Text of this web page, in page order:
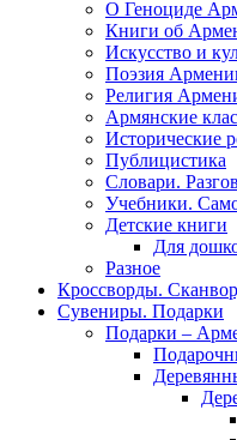
О Геноциде
Книги об
Иcкусство и
Поэзия
Религия
Армянские
Исторические
Публицистика
Словари.
Учебники.
Детские книги
Для
Разное
Кроссворды.
Сувениры. Подарки
Подарки –